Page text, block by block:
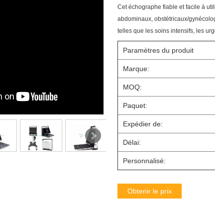
Cet échographe fiable et facile à
abdominaux, obstétricaux/
telles que les soins intensifs, les
Paramètres du produit
Marque:
MOQ:
Paquet:
Expédier de:
Délai:
Personnalisé:
Obtenir le prix